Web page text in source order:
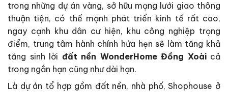
trong những dự án vàng, sở hữu mạng lưới giao thông
thuận tiện, có thế mạnh phát triển kinh tế rất cao,
ngay cạnh khu dân cư hiện, khu công nghiệp trọng
điểm, trung tâm hành chính hứa hẹn sẽ làm tăng khả
tăng sinh lời đất nền WonderHome Đồng Xoài cả
trong ngắn hạn cũng như dài hạn.
Là dự án tổ hợp gồm đất nền, nhà phố, Shophouse ở